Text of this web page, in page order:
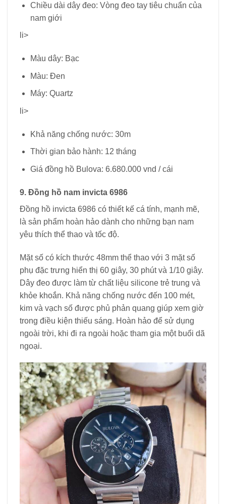
Chiều dài dây đeo: Vòng đeo tay tiêu chuẩn của
nam giới
li>
Màu dây: Bạc
Màu: Đen
Máy: Quartz
li>
Khả năng chống nước: 30m
Thời gian bảo hành: 12 tháng
Giá đồng hồ Bulova: 6.680.000 vnd / cái
9. Đồng hồ nam invicta 6986
Đồng hồ invicta 6986 có thiết kế cá tính, mạnh mẽ,
là sản phẩm hoàn hảo dành cho những bạn nam
yêu thích thể thao và tốc độ.
Mặt số có kích thước 48mm thể thao với 3 mặt số
phụ đặc trưng hiển thị 60 giây, 30 phút và 1/10 giây.
Dây đeo được làm từ chất liệu silicone trẻ trung và
khỏe khoắn. Khả năng chống nước đến 100 mét,
kim và vạch số được phủ phản quang giúp xem giờ
trong điều kiện thiếu sáng. Hoàn hảo để sử dụng
ngoài trời, khi đi ra ngoài hoặc tham gia một buổi dã
ngoại.